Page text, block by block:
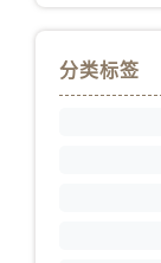
分类标签